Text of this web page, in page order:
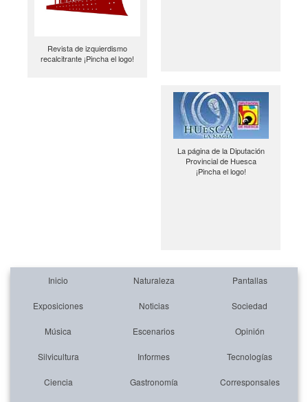
Revista de izquierdismo
recalcitrante ¡Pincha el logo!
La página de la Diputación
Provincial de Huesca
¡Pincha el logo!
Inicio Naturaleza Pantallas
Exposiciones Noticias Sociedad
Música Escenarios Opinión
Silvicultura Informes Tecnologías
Ciencia Gastronomía Corresponsales